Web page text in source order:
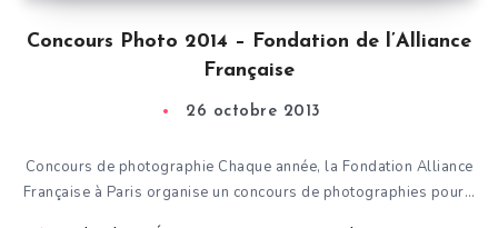
Concours Photo 2014 – Fondation de l’Alliance
Française
26 octobre 2013
Concours de photographie Chaque année, la Fondation Alliance
Française à Paris organise un concours de photographies pour…